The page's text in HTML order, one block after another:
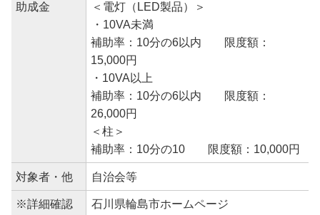
助成金
＜電灯（LED製品）＞
・10VA未満
補助率：10分の6以内 限度額：
15,000円
・10VA以上
補助率：10分の6以内 限度額：
26,000円
＜柱＞
補助率：10分の10 限度額：10,000円
対象者・他 自治会等
※詳細確認
石川県輪島市ホームページ